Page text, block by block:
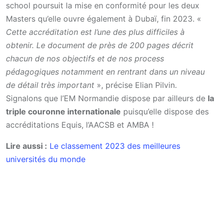
school poursuit la mise en conformité pour les deux
Masters qu’elle ouvre également à Dubaï, fin 2023. «
Cette accréditation est l’une des plus difficiles à
obtenir. Le document de près de 200 pages décrit
chacun de nos objectifs et de nos process
pédagogiques notamment en rentrant dans un niveau
de détail très important », précise Elian Pilvin.
Signalons que l’EM Normandie dispose par ailleurs de la
triple couronne internationale puisqu’elle dispose des
accréditations Equis, l’AACSB et AMBA !
Lire aussi : Le classement 2023 des meilleures
universités du monde